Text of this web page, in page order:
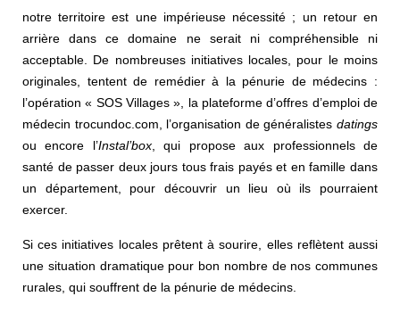
notre territoire est une impérieuse nécessité ; un retour en
arrière dans ce domaine ne serait ni compréhensible ni
acceptable. De nombreuses initiatives locales, pour le moins
originales, tentent de remédier à la pénurie de médecins :
l’opération « SOS Villages », la plateforme d’offres d’emploi de
médecin trocundoc.com, l’organisation de généralistes datings
ou encore l’Instal’box, qui propose aux professionnels de
santé de passer deux jours tous frais payés et en famille dans
un département, pour découvrir un lieu où ils pourraient
exercer.
Si ces initiatives locales prêtent à sourire, elles reflètent aussi
une situation dramatique pour bon nombre de nos communes
rurales, qui souffrent de la pénurie de médecins.